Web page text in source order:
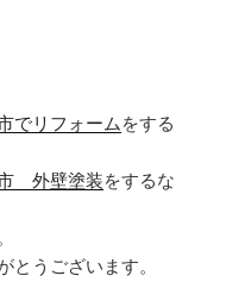
でリフォーム をする
外壁塗装をするな
とうございます。